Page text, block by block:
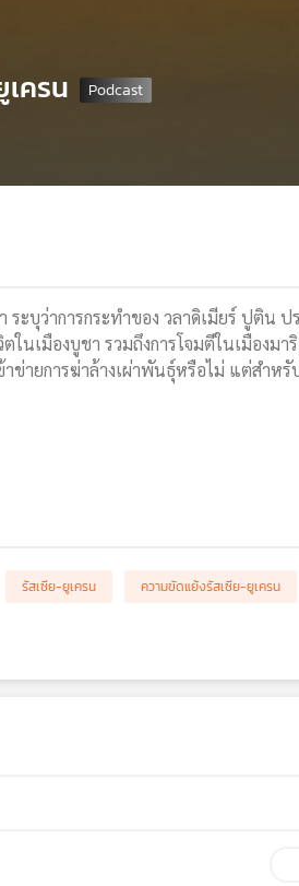
ครน
ะบุว่าการกระทำของ วลาดิเมียร์ ปูติน
นเมืองบูชา รวมถึงการโจมตีในเมืองมา
ายการฆ่าล้างเผ่าพันธุ์หรือไม่ แต่สำหรั
รัสเซีย-ยูเครน ความขัดแย้งรัสเซีย-ยูเครน